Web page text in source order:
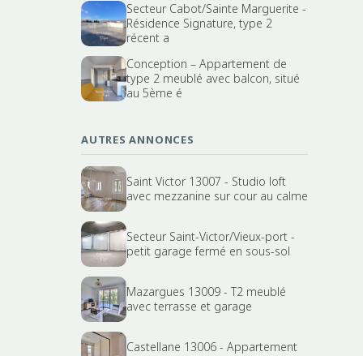
Secteur Cabot/Sainte Marguerite -
Résidence Signature, type 2
récent a
Conception – Appartement de
type 2 meublé avec balcon, situé
au 5ème é
AUTRES ANNONCES
Saint Victor 13007 - Studio loft
avec mezzanine sur cour au calme
Secteur Saint-Victor/Vieux-port -
petit garage fermé en sous-sol
Mazargues 13009 - T2 meublé
avec terrasse et garage
Castellane 13006 - Appartement